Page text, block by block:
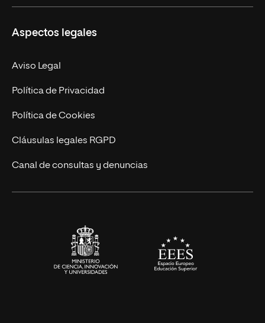
Doctorados
Experto Universitario
Postgrados
Cursos Universitarios
Facultades
Nuestro Equipo
Trabaja en UNIR
Actualidad
UNIR Revista
Eventos
Aspectos legales
Aviso Legal
Política de Privacidad
Política de Cookies
Cláusulas legales RGPD
Canal de consultas y denuncias